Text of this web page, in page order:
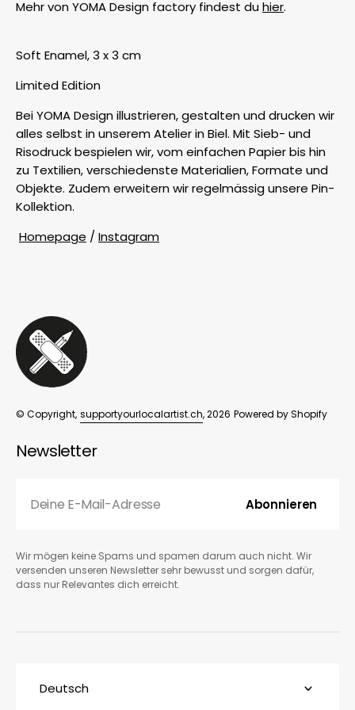
Mehr von YOMA Design factory findest duhier.
Soft Enamel, 3 x 3 cm
Limited Edition
Bei YOMA Design illustrieren, gestalten und drucken wir
alles selbst in unserem Atelier in Biel. Mit Sieb- und
Risodruck bespielen wir, vom einfachen Papier bis hin
zu Textilien, verschiedenste Materialien, Formate und
Objekte. Zudem erweitern wir regelmässig unsere Pin-
Kollektion.
Homepage /Instagram
© Copyright, supportyourlocalartist.ch, 2026 Powered by Shopify
Newsletter
Deine E-Mail-Adresse
Abonnieren
Wir mögen keine Spams und spamen darum auch nicht. Wir
versenden unseren Newsletter sehr bewusst und sorgen dafür,
dass nur Relevantes dich erreicht.
Deutsch